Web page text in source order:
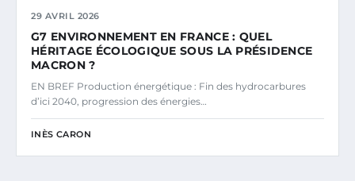
29 AVRIL 2026
G7 ENVIRONNEMENT EN FRANCE : QUEL
HÉRITAGE ÉCOLOGIQUE SOUS LA PRÉSIDENCE
MACRON ?
EN BREF Production énergétique : Fin des hydrocarbures
d’ici 2040, progression des énergies…
INÈS CARON